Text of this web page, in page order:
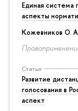
Единая система
аспекты
Кожевников О.
Статья
Развитие
голосования в
аспект